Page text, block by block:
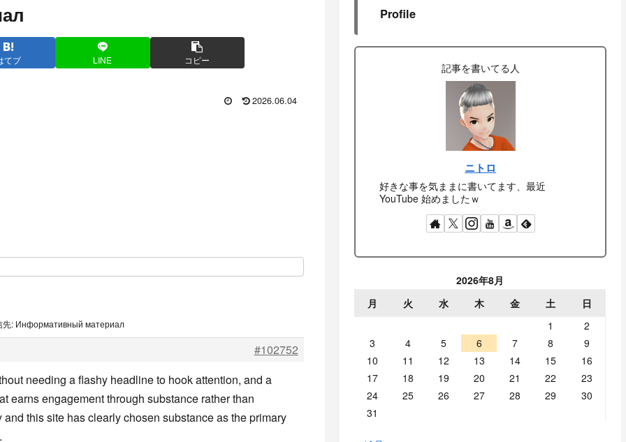
てブ LINE コピー
2026.06.04
先: Информативный материал
#102752
needing a flashy headline to hook attention, and a
earns engagement through substance rather than
this site has clearly chosen substance as the primary
Profile
記事を書いてる人
ニトロ
好きな事を気ままに書いてます、最近
YouTube 始めましたｗ
2026年8月
月
火 水 木 金 土
日
1
2
3
4 5 6 7 8
9
10
11 12 13 14 15
16
17
18 19 20 21 22
23
24
25 26 27 28 29
30
31